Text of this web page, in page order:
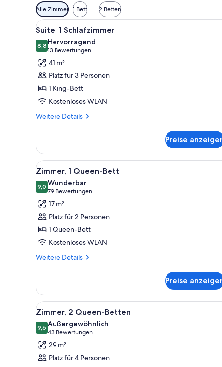
Verfügbare
Filter
für
Zimmer
Alle Zimmer 1 Bett 2 Betten
Alle
Fotos
für
Suite,
Schlafzimmer
anzeigen
Suite, 1 Schlafzimmer |
4
Suite, 1 Schlafzimmer
8,88,8 von 10
Hervorragend
13 Bewertungen
(13
Bewertungen)
41 m²
Platz für 3 Personen
1 King-Bett
Kostenloses WLAN
Weitere Details
Weitere
1
Schlafzimmer
Preise
Alle
Fotos
für
Zimmer,
Queen-
Bett
anzeigen
Ein ordentlich eingerichtetes
5
Zimmer, 1 Queen-Bett
9,09,0 von 10
Wunderbar
79 Bewertungen
(79
Bewertungen)
17 m²
Platz für 2 Personen
1 Queen-Bett
Kostenloses WLAN
Weitere Details
Weitere
1
Queen-
Bett
Preise
Alle
Fotos
für
Zimmer,
2 Queen-
Betten
Bettwäsche aus ägyptischer
5
Zimmer, 2 Queen-Betten
9,69,6 von 10
Außergewöhnlich
43 Bewertungen
(43
Bewertungen)
29 m²
Platz für 4 Personen